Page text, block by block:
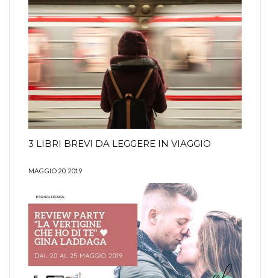
3 LIBRI BREVI DA LEGGERE IN VIAGGIO
MAGGIO 20, 2019